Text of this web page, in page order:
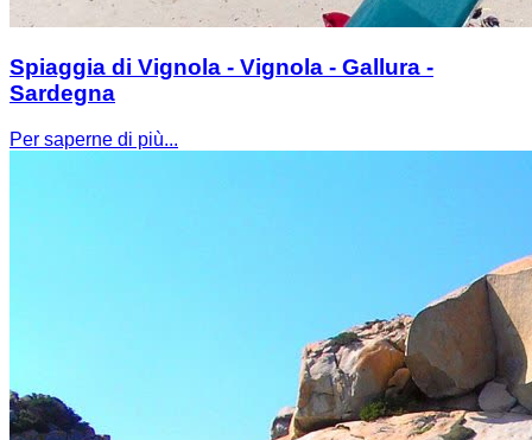
Spiaggia di Vignola - Vignola - Gallura -
Sardegna
Per saperne di più...